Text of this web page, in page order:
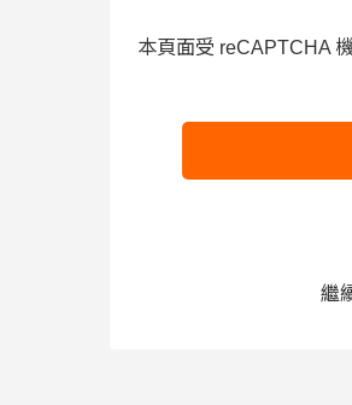
本頁面受 reCAPTCHA
繼